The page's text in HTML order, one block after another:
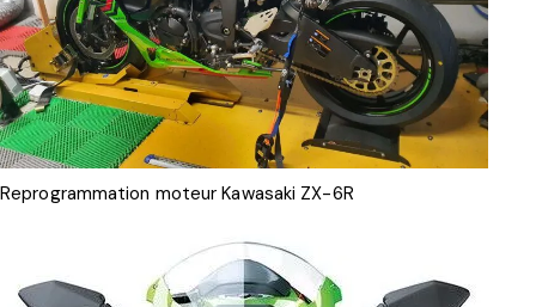
Reprogrammation moteur Kawasaki ZX-6R